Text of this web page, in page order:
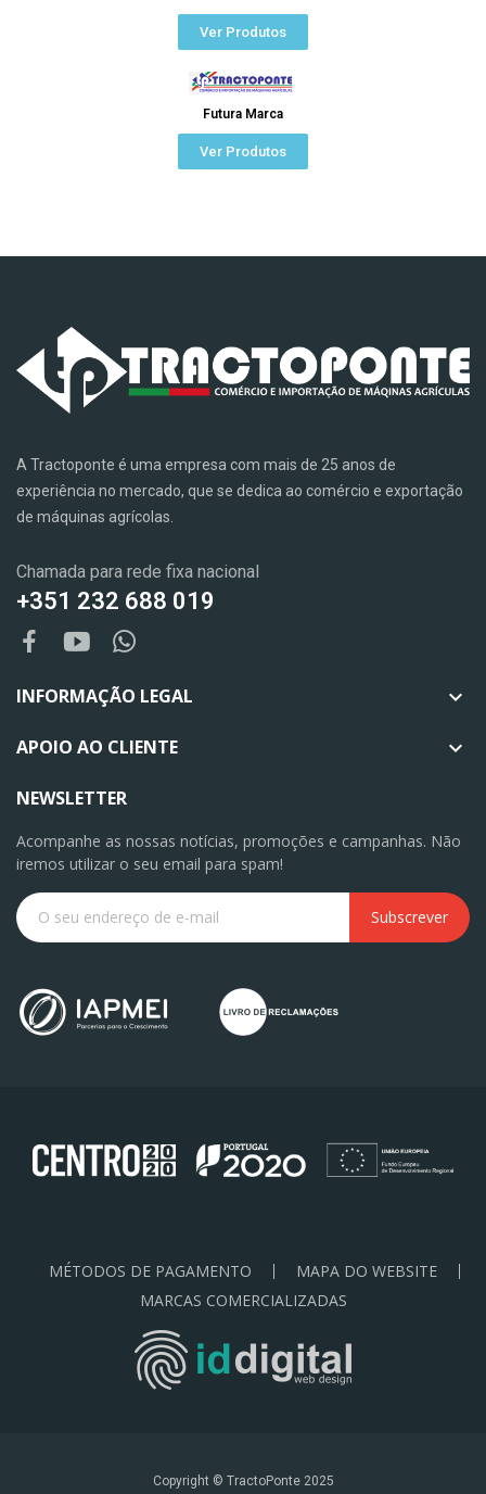
Ver Produtos
Futura Marca
Ver Produtos
A Tractoponte é uma empresa com mais de 25 anos de
experiência no mercado, que se dedica ao comércio e exportação
de máquinas agrícolas.
Chamada para rede fixa nacional
+351 232 688 019
INFORMAÇÃO LEGAL 
APOIO AO CLIENTE 
NEWSLETTER
Acompanhe as nossas notícias, promoções e campanhas. Não
iremos utilizar o seu email para spam!
Subscrever
MÉTODOS DE PAGAMENTO
MAPA DO WEBSITE
MARCAS COMERCIALIZADAS
Copyright © TractoPonte 2025